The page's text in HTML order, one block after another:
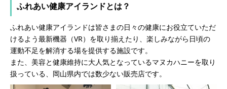
ふれあい健康アイランドとは？
ふれあい健康アイランドは皆さまの日々の健康にお役立ていただ
けるよう最新機器（VR）を取り揃えたり、楽しみながら日頃の
運動不足を解消する場を提供する施設です。
また、美容と健康維持に大人気となっているマヌカハニーを取り
扱っている、岡山県内では数少ない販売店です。